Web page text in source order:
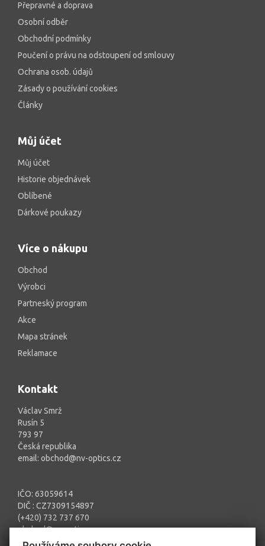
Přepravné a doprava
Osobní odběr
Obchodní podmínky
Poučení o právu na odstoupení od smlouvy
Ochrana osob. údajů
Zásady o používání cookies
Články
Můj účet
Můj účet
Historie objednávek
Oblíbené
Dárkové poukazy
Více o nákupu
Obchod
Výrobci
Partneský program
Akce
Mapa stránek
Reklamace
Kontakt
Václav Smrž
Rusín 5
793 97
Česká republika
email: obchod@nv-optics.cz
IČO: 63059614
DIČ : CZ7309154897
(+420) 732 737 670
obchod@nv-optics.cz